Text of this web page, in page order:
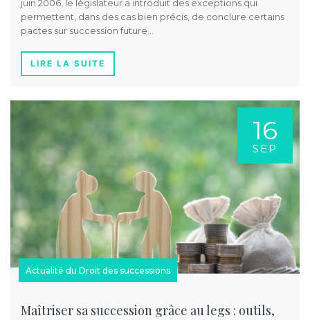
juin 2006, le législateur a introduit des exceptions qui
permettent, dans des cas bien précis, de conclure certains
pactes sur succession future…
LIRE LA SUITE
16
SEP
Actualité du Droit des successions
Maîtriser sa succession grâce au legs : outils,